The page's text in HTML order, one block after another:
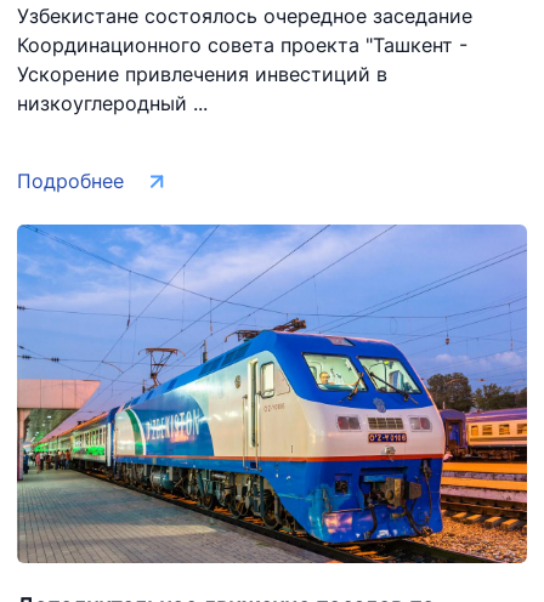
Узбекистане состоялось очередное заседание
Координационного совета проекта "Ташкент -
Ускорение привлечения инвестиций в
низкоуглеродный ...
Подробнее